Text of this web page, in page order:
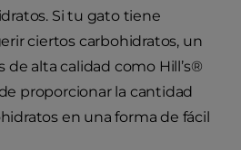
Si tu gato tiene
ciertos carbohidratos, un
de alta calidad como Hill’s®
proporcionar la cantidad
en una forma de fácil